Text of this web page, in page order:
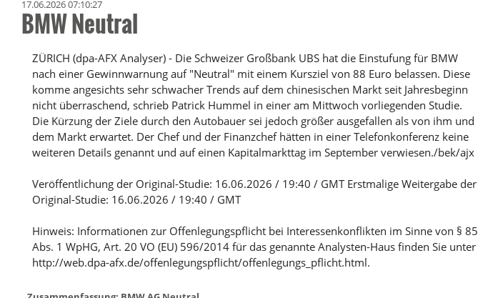
17.06.2026 07:10:27
BMW Neutral
ZÜRICH (dpa-AFX Analyser) - Die Schweizer Großbank UBS hat die Einstufung für BMW
nach einer Gewinnwarnung auf "Neutral" mit einem Kursziel von 88 Euro belassen. Diese
komme angesichts sehr schwacher Trends auf dem chinesischen Markt seit Jahresbeginn
nicht überraschend, schrieb Patrick Hummel in einer am Mittwoch vorliegenden Studie.
Die Kürzung der Ziele durch den Autobauer sei jedoch größer ausgefallen als von ihm und
dem Markt erwartet. Der Chef und der Finanzchef hätten in einer Telefonkonferenz keine
weiteren Details genannt und auf einen Kapitalmarkttag im September verwiesen./bek/ajx
Veröffentlichung der Original-Studie: 16.06.2026 / 19:40 / GMT Erstmalige Weitergabe der
Original-Studie: 16.06.2026 / 19:40 / GMT
Hinweis: Informationen zur Offenlegungspflicht bei Interessenkonflikten im Sinne von § 85
Abs. 1 WpHG, Art. 20 VO (EU) 596/2014 für das genannte Analysten-Haus finden Sie unter
http://web.dpa-afx.de/offenlegungspflicht/offenlegungs_pflicht.html.